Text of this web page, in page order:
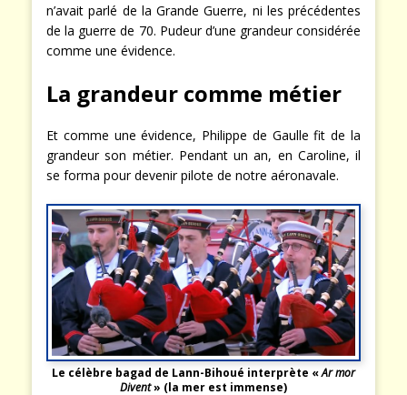
n’avait parlé de la Grande Guerre, ni les précédentes
de la guerre de 70. Pudeur d’une grandeur considérée
comme une évidence.
La grandeur comme métier
Et comme une évidence, Philippe de Gaulle fit de la
grandeur son métier. Pendant un an, en Caroline, il
se forma pour devenir pilote de notre aéronavale.
Le célèbre bagad de Lann-Bihoué interprète «Ar mor
Divent» (la mer est immense)